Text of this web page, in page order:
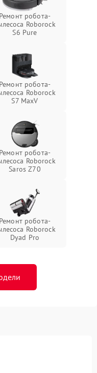
Ремонт робота-
Roborock
S6 Pure
Ремонт робота-
Roborock
S7 MaxV
Ремонт робота-
Roborock
Saros Z70
Ремонт робота-
Roborock
Dyad Pro